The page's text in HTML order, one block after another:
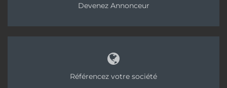
Devenez Annonceur
Référencez votre société